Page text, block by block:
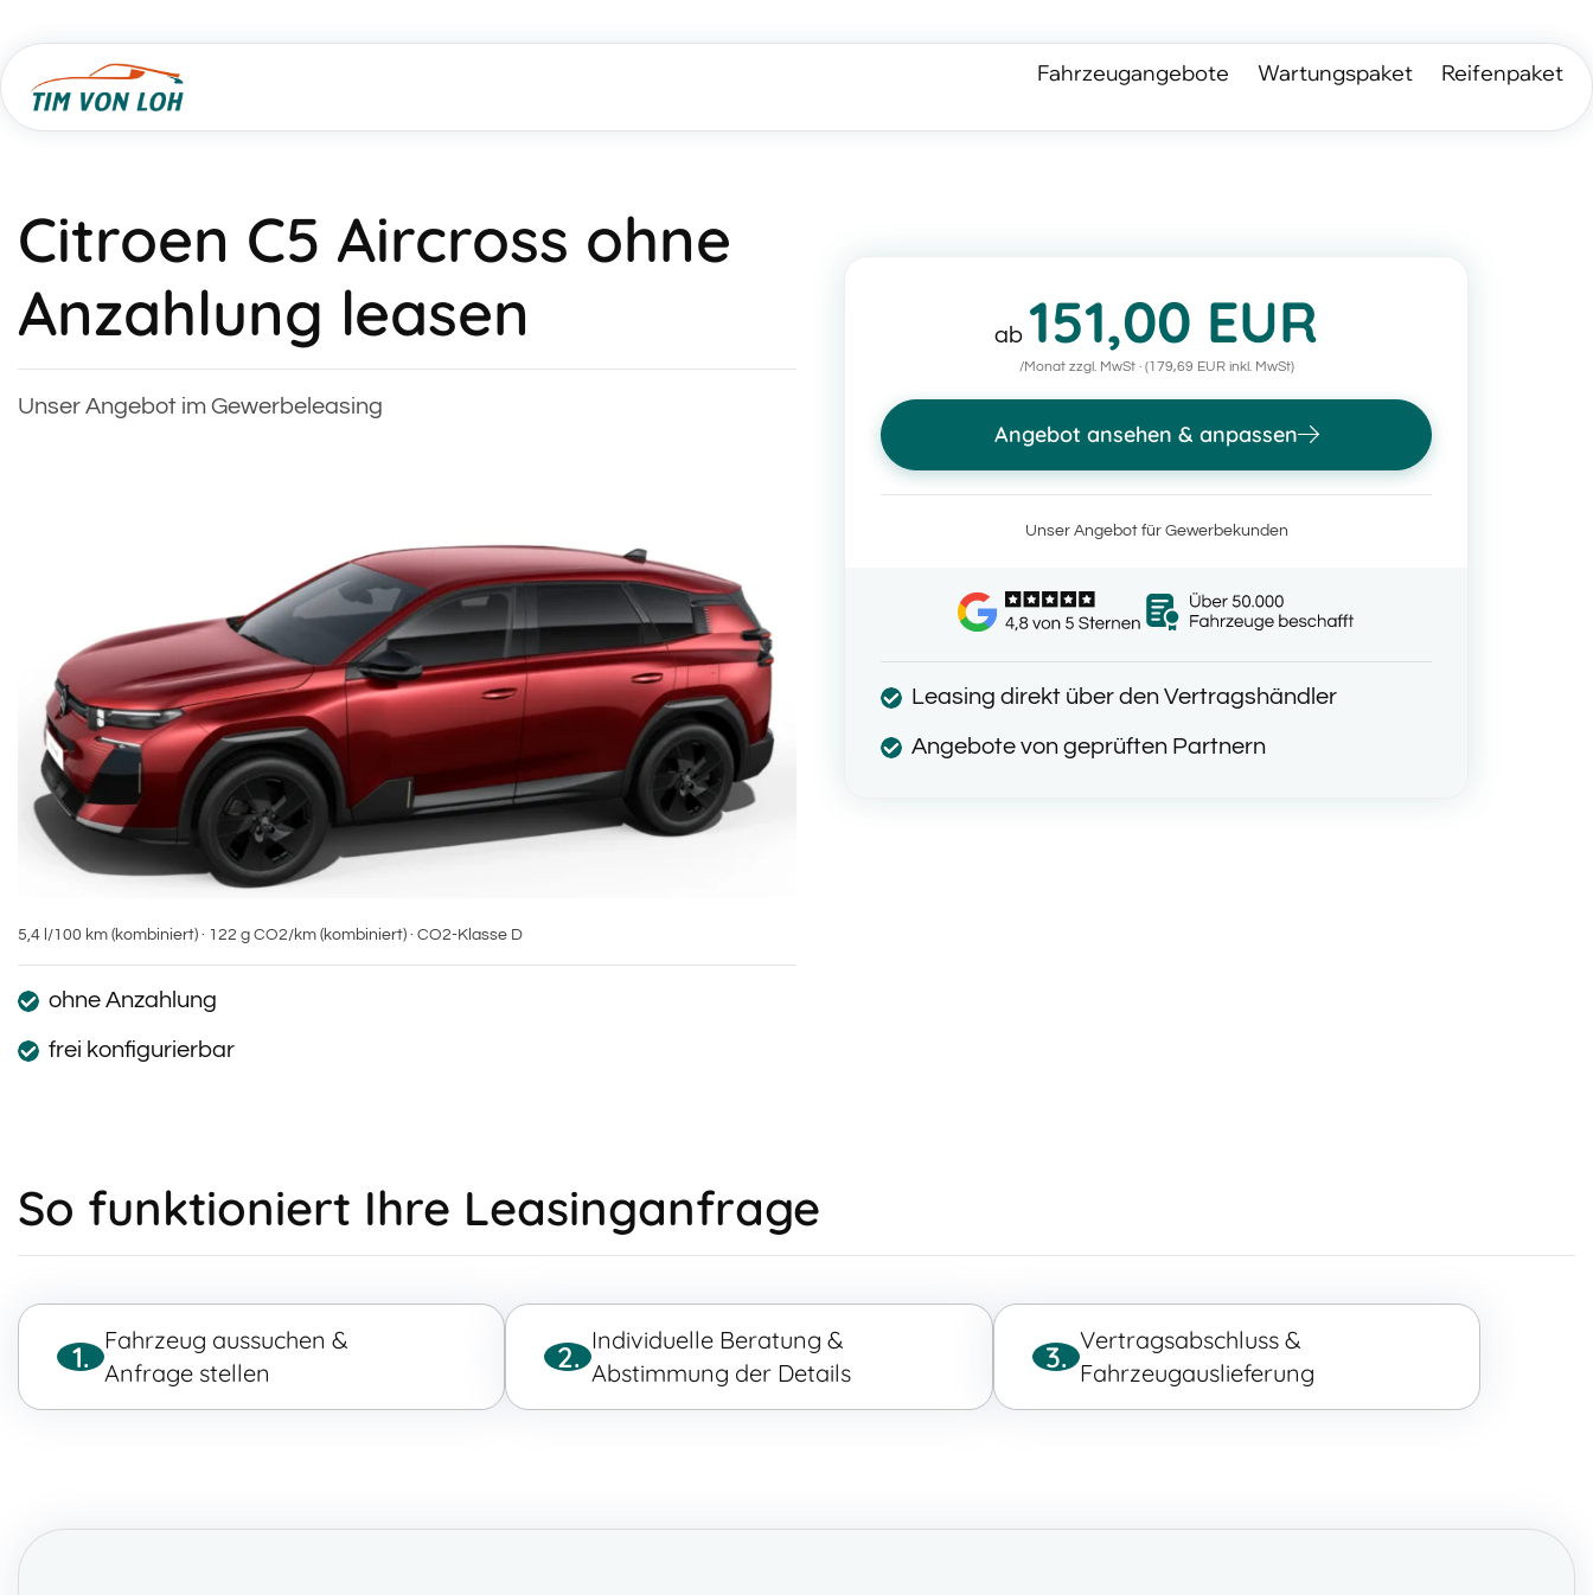
Fahrzeugangebote Wartungspaket Reifenpaket
Citroen C5 Aircross ohne
Anzahlung leasen
Unser Angebot im Gewerbeleasing
ab 151,00 EUR
/Monat zzgl. MwSt · (179,69 EUR inkl. MwSt)
Angebot ansehen & anpassen
Unser Angebot für Gewerbekunden
Leasing direkt über den Vertragshändler
Angebote von geprüften Partnern
5,4 l/100 km (kombiniert) · 122 g CO2/km (kombiniert) · CO2-Klasse D
ohne Anzahlung
frei konfigurierbar
So funktioniert Ihre Leasinganfrage
1. Fahrzeug aussuchen &
Anfrage stellen
2. Individuelle Beratung &
Abstimmung der Details
3. Vertragsabschluss &
Fahrzeugauslieferung